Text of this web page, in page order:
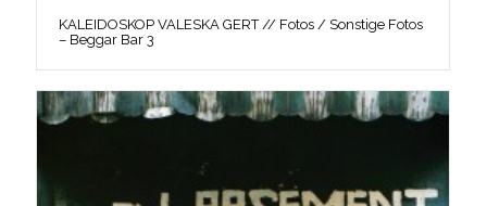
KALEIDOSKOP VALESKA GERT // Fotos / Sonstige Fotos
– Beggar Bar 3